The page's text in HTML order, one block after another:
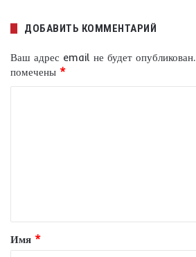
ДОБАВИТЬ КОММЕНТАРИЙ
Ваш адрес email не будет опубликован.
помечены *
т
а
Имя *